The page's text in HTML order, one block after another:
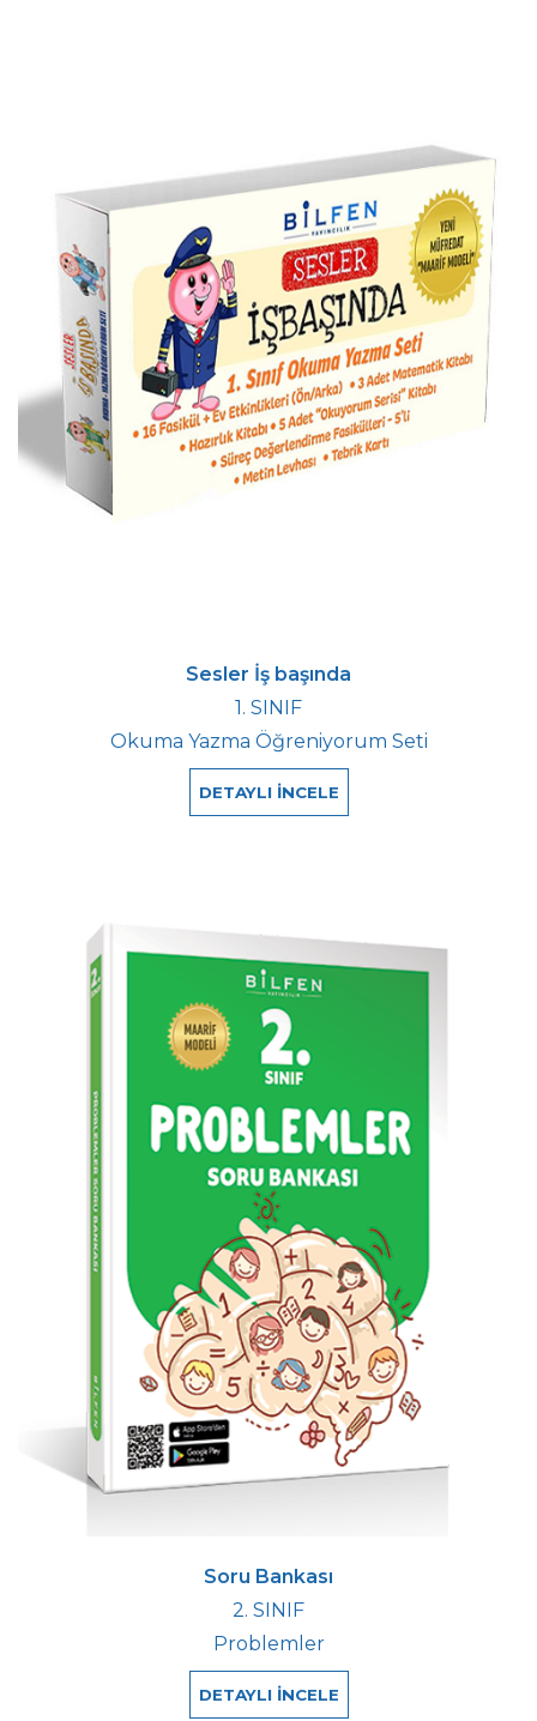
Sesler İş başında
1. SINIF
Okuma Yazma Öğreniyorum Seti
DETAYLI İNCELE
Soru Bankası
2. SINIF
Problemler
DETAYLI İNCELE